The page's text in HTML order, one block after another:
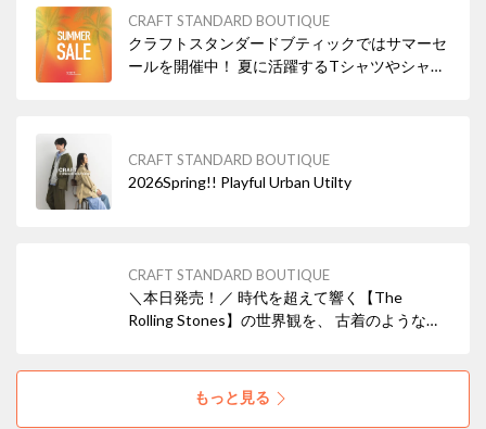
CRAFT STANDARD BOUTIQUE
クラフトスタンダードブティックではサマーセ
ールを開催中！ 夏に活躍するTシャツやシャ
いたアイテムをお得に手に入れるチャンスで
す。
CRAFT STANDARD BOUTIQUE
2026Spring!! Playful Urban Utilty
CRAFT STANDARD BOUTIQUE
＼本日発売！／ 時代を超えて響く【The
Rolling Stones】の世界観を、 古着のような風
もっと見る